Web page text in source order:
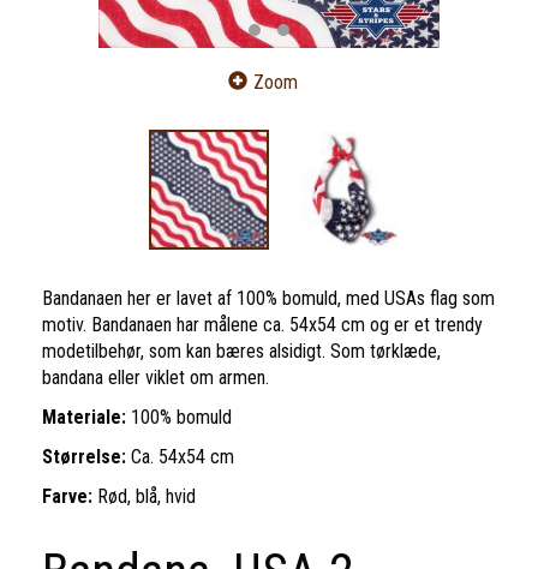
Zoom
Bandanaen her er lavet af 100% bomuld, med USAs flag som
motiv. Bandanaen har målene ca. 54x54 cm og er et trendy
modetilbehør, som kan bæres alsidigt. Som tørklæde,
bandana eller viklet om armen.
Materiale: 100% bomuld
Størrelse: Ca. 54x54 cm
Farve: Rød, blå, hvid